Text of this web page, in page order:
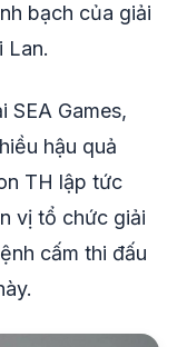
bạch của giải
Lan.
SEA Games,
hậu quả
TH lập tức
vị tổ chức giải
cấm thi đấu